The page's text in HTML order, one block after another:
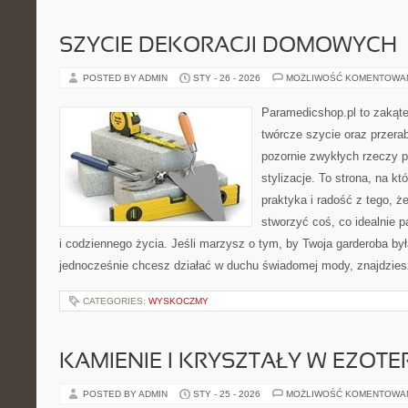
SZYCIE DEKORACJI DOMOWYCH
POSTED BY ADMIN STY - 26 - 2026 MOŻLIWOŚĆ
Paramedicshop.pl to
twórcze szycie oraz
pozornie zwykłych rzeczy
stylizacje. To strona, na
praktyka i radość z tego,
stworzyć coś, co idealnie
i codziennego życia. Jeśli marzysz o tym, by Twoja garderoba
jednocześnie chcesz działać w duchu świadomej mody,
CATEGORIES: WYSKOCZMY
KAMIENIE I KRYSZTAŁY W
POSTED BY ADMIN STY - 25 - 2026 MOŻLIWOŚĆ